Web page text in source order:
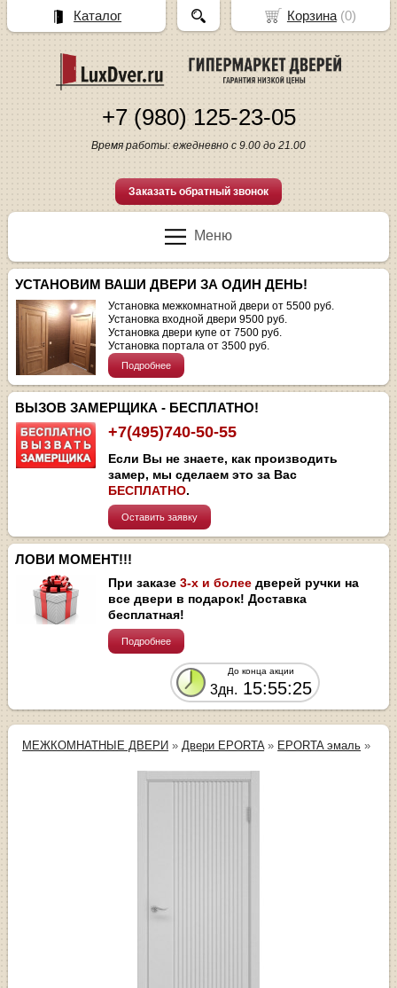
+7 (980) 125-23-05
Время работы: ежедневно с 9.00 до 21.00
Заказать обратный звонок
Меню
УСТАНОВИМ ВАШИ ДВЕРИ ЗА ОДИН ДЕНЬ!
Установка межкомнатной двери от 5500 руб.
Установка входной двери 9500 руб.
Установка двери купе от 7500 руб.
Установка портала от 3500 руб.
Подробнее
ВЫЗОВ ЗАМЕРЩИКА - БЕСПЛАТНО!
+7(495)740-50-55
Если Вы не знаете, как производить
замер, мы сделаем это за Вас
БЕСПЛАТНО.
Оставить заявку
ЛОВИ МОМЕНТ!!!
При заказе3-х и более дверей ручки на
все двери в подарок! Доставка
бесплатная!
Подробнее
До конца акции
3дн. 15:55:25
МЕЖКОМНАТНЫЕ ДВЕРИ » Двери EPORTA» EPORTA эмаль »
Корзина(0)
Каталог